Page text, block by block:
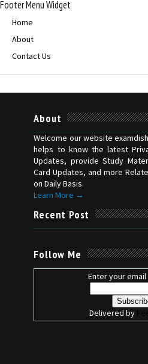
Footer Menu Widget
Home
About
Contact Us
About
Welcome our website
helps to know the latest
Updates, provide Study
Card Updates, and more
on Daily Basis.
Learn More →
Recent Post
Follow Me
Enter your
Delivered by